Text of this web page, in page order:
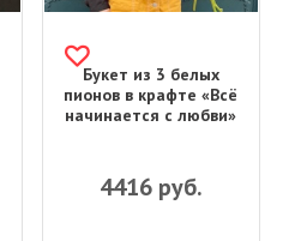
Букет из 3 белых
пионов в крафте «Всё
начинается с любви»
4416руб.